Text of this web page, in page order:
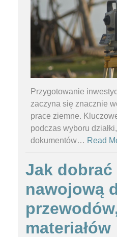
Przygotowanie
zaczyna się znacznie
prace ziemne.
podczas wyboru
dokumentów… Read
Jak dobrać
nawojową
materiałów